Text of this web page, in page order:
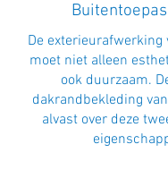
De exterieurafwerking
moet niet alleen
ook duurzaam.
dakrandbekleding
alvast over deze